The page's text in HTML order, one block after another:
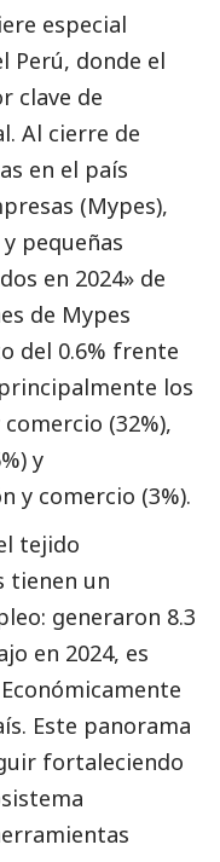
especial
Perú, donde el
clave de
. Al cierre de
en el país
(Mypes),
pequeñas
en 2024» de
de Mypes
del 0.6% frente
los
(32%),
y
y comercio (3%).
tejido
tienen un
generaron 8.3
en 2024, es
Este panorama
fortaleciendo